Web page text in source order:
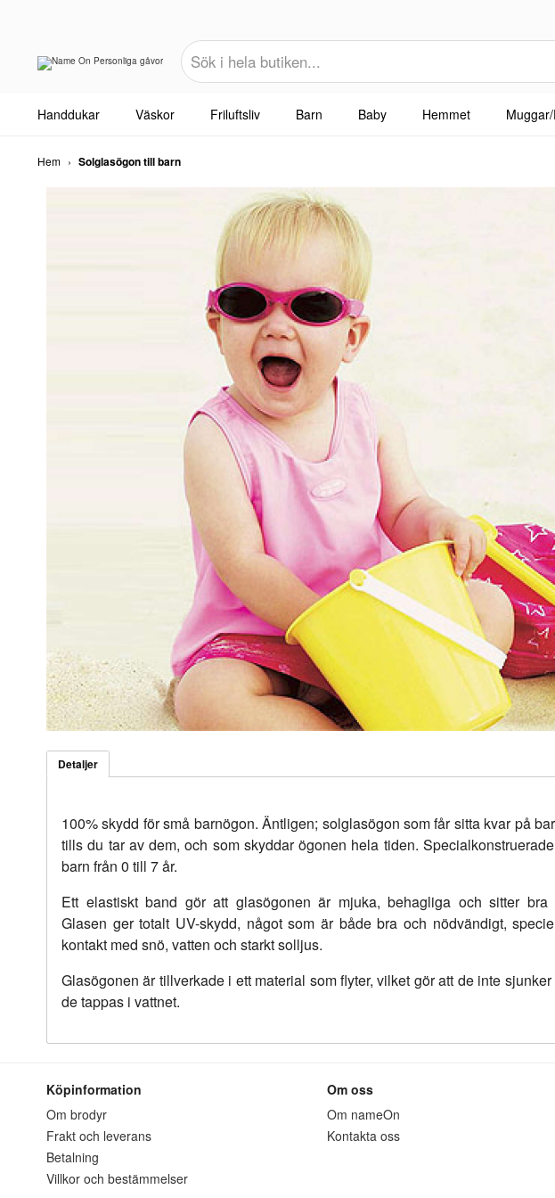
Handdukar Väskor Friluftsliv Barn Baby Hemmet
Hem › Solglasögon till barn
Detaljer
100% skydd för små barnögon. Äntligen; solglasögon som får sitta kvar på
tills du tar av dem, och som skyddar ögonen hela tiden.
barn från 0 till 7 år.
Ett elastiskt band gör att glasögonen är mjuka, behagliga och sitter bra
Glasen ger totalt UV-skydd, något som är både bra och nödvändigt,
kontakt med snö, vatten och starkt solljus.
Glasögonen är tillverkade i ett material som flyter, vilket gör att de inte sjunker
de tappas i vattnet.
Köpinformation
Om brodyr
Frakt och leverans
Betalning
Villkor och bestämmelser
Om oss
Om nameOn
Kontakta oss